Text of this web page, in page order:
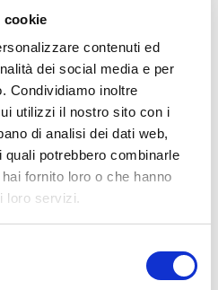
cookie
contenuti ed
dei social media e per
Condividiamo inoltre
utilizzi il nostro sito con i
di analisi dei dati web,
potrebbero combinarle
fornito loro o che hanno
loro servizi.
“far uscire la testa dalle spalle” e
a terra.
e ripeti per 3 o 4 volte.